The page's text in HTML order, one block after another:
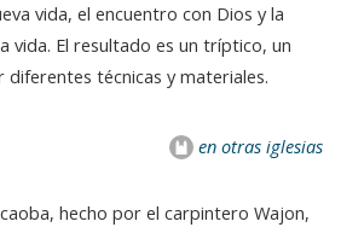
vida, el encuentro con Dios y la
vida. El resultado es un tríptico, un
técnicas y materiales.
en otras iglesias
hecho por el carpintero Wajon,